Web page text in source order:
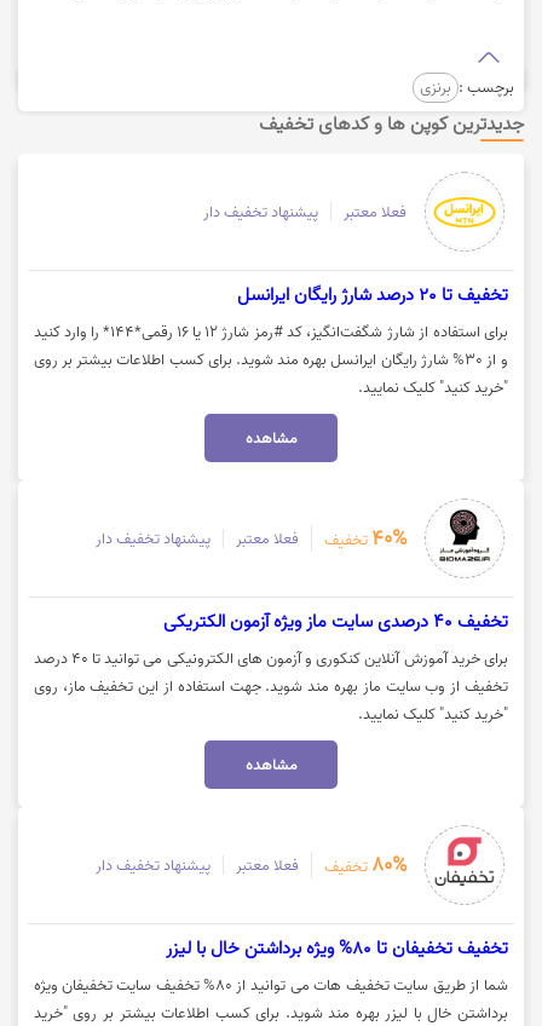
برچسب : برنزی
جدیدترین کوپن ها و کدهای تخفیف
فعلا معتبر پیشنهاد تخفیف دار
تخفیف تا 20 درصد شارژ رایگان ایرانسل
برای استفاده از شارژ شگفت‌انگیز، کد #رمز شارژ ۱۲ یا ۱۶ رقمی*۱۴۴* را وارد کنید
و از 30% شارژ رایگان ایرانسل بهره مند شوید. برای کسب اطلاعات بیشتر بر روی
"خرید کنید" کلیک نمایید.
مشاهده
40% تخفیف فعلا معتبر پیشنهاد تخفیف دار
تخفیف 40 درصدی سایت ماز ویژه آزمون الکتریکی
برای خرید آموزش آنلاین کنکوری و آزمون های الکترونیکی می توانید تا 40 درصد
تخفیف از وب سایت ماز بهره مند شوید. جهت استفاده از این تخفیف ماز، روی
"خرید کنید" کلیک نمایید.
مشاهده
80% تخفیف فعلا معتبر پیشنهاد تخفیف دار
تخفیف تخفیفان تا 80% ویژه برداشتن خال با لیزر
شما از طریق سایت تخفیف هات می توانید از 80% تخفیف سایت تخفیفان ویژه
برداشتن خال با لیزر بهره مند شوید. برای کسب اطلاعات بیشتر بر روی "خرید